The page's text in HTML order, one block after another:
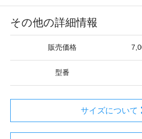
その他の詳細情報
販売価格
型番
サイズについて